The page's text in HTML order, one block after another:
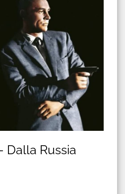
Dalla Russia